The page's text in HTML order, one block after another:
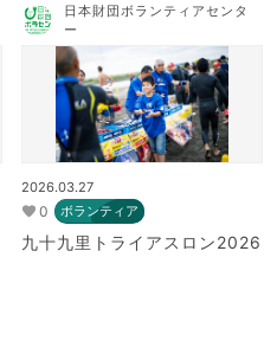
日本財団ボランティアセンタ
ー
2026.03.27
0 ボランティア
九十九里トライアスロン2026